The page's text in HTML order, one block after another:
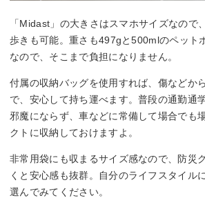
「Midast」の大きさはスマホサイズなので
歩きも可能。重さも497gと500mlのペット
なので、そこまで負担になりません。
付属の収納バッグを使用すれば、傷などか
で、安心して持ち運べます。普段の通勤通
邪魔にならず、車などに常備して場合でも
クトに収納しておけますよ。
非常用袋にも収まるサイズ感なので、防災
くと安心感も抜群。自分のライフスタイル
選んでみてください。